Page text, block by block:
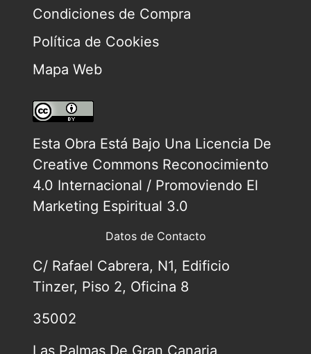
Condiciones de Compra
Política de Cookies
Mapa Web
Esta Obra Está Bajo Una Licencia De
Creative Commons Reconocimiento
4.0 Internacional / Promoviendo El
Marketing Espiritual 3.0
Datos de Contacto
C/ Rafael Cabrera, N1, Edificio
Tinzer, Piso 2, Oficina 8
35002
Las Palmas De Gran Canaria